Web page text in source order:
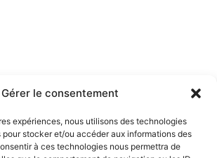
Gérer le consentement
expériences, nous utilisons des technologies
stocker et/ou accéder aux informations des
à ces technologies nous permettra de